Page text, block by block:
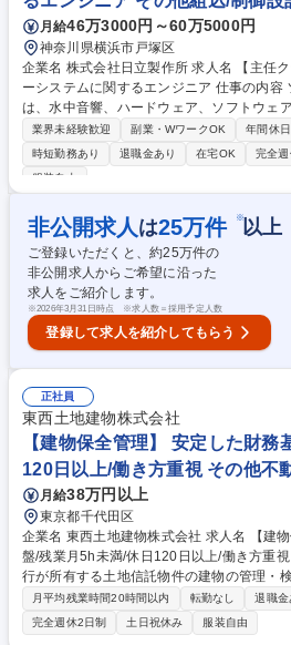
月給46万3000円～60万5000円
神奈川県横浜市戸塚区
企業名 株式会社日立製作所 求人名 【主任クラス】海上自衛隊向けソーナ
ーシステムに関するエンジニア 仕事の内容 ソーナーシステムの開発に
は、水中音響、ハードウェア、ソフトウェ
り、それらの技術をシステム設計の立場か
まとめあげるポジションとなります。 【業務詳細】※備考欄にも記載あり
■中長期的な新規製品・サービスの開発や、
■ソーナーシステムの設計・開発に関わる
ケジュール・コストの計画管理 ■ソーナー
アリング、改善提案 募集職種 【主任クラス】海上自衛隊向けソーナーシ
ステムに関するエンジニア
業界未経験歓迎 副業・WワークOK 年間休
時短勤務あり
退職金あり 在宅OK 完全週
服装自由
非公開求人 は25万件 ※以上
ご登録いただくと、約25万件の
非公開求人からご希望に沿った
求人をご紹介します。
※2026年3月31日時点 ※求人数＝採用予定人数
登録して求人を紹介してもらう
正社員
東西土地建物株式会社
【建物保全管理】 安定した財務
120日以上/働き方重視 その他不
月給38万円以上
東京都千代田区
企業名 東西土地建物株式会社 求人名 【建物保全管理】◎安定した財務基
盤/残業月5h未満/休日120日以上/働き方重視 仕事の内容 ■三井住友信託銀
行が所有する土地信託物件の建物の管理・
三井住友信託銀行の代行として、銀行と管
です。自分のペースで仕事ができ在宅勤務も活用可能。
ス、店舗、住居等の物件を担当し、主に以
月平均残業時間20時間以内 転勤なし 退職金
完全週休2日制
土日祝休み 服装自由